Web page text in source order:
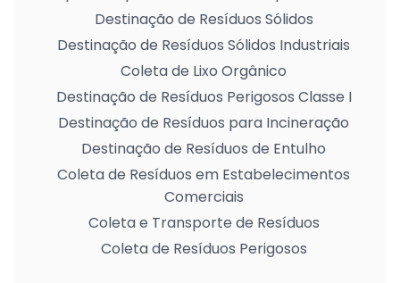
Destinação de Resíduos Sólidos
Destinação de Resíduos Sólidos Industriais
Coleta de Lixo Orgânico
Destinação de Resíduos Perigosos Classe I
Destinação de Resíduos para Incineração
Destinação de Resíduos de Entulho
Coleta de Resíduos em Estabelecimentos
Comerciais
Coleta e Transporte de Resíduos
Coleta de Resíduos Perigosos